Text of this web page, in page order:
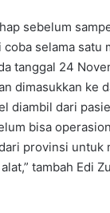
sebelum
coba selama satu
tanggal 24
dimasukkan ke
diambil dari
bisa
provinsi untuk
tambah Edi